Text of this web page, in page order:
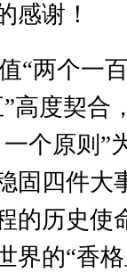
感谢！
“两个一
高度契合
个原则”
固四件大
的历史使
界的“香